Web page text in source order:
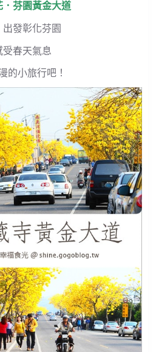
．芬園黃金大道
出發彰化芬園
受春天氣息
的小旅行吧！